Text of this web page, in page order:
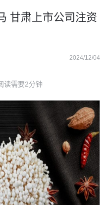
甘肃上市公司注资
2024/12/04
读需要2分钟